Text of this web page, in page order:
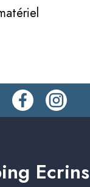
Ecrins